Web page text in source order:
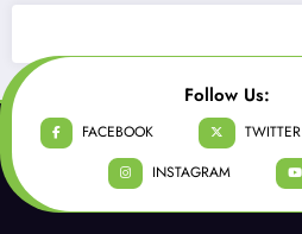
Follow Us:
FACEBOOK TWITTER
INSTAGRAM